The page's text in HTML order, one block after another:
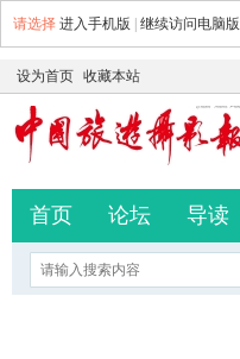
请选择 进入手机版 继续访问电脑版
设为首页 收藏本站
首页 论坛 导读